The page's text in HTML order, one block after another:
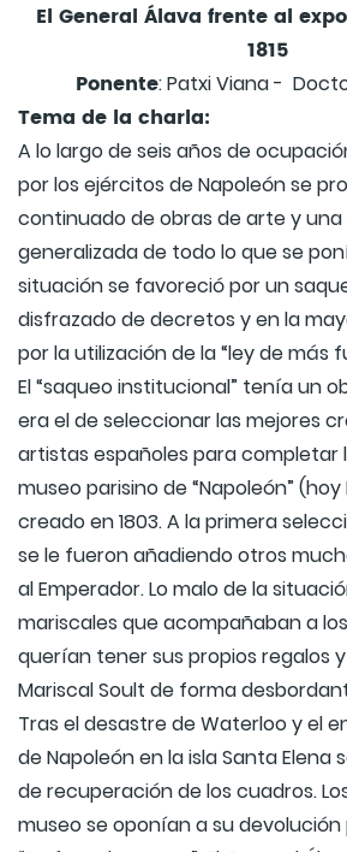
El General Álava frente al
1815
Ponente: Patxi Viana -
Tema de la charla:
A lo largo de seis años de
por los ejércitos de Napoleón se
continuado de obras de arte y una
generalizada de todo lo que se
situación se favoreció por un
disfrazado de decretos y en la
por la utilización de la “ley de más
El “saqueo institucional” tenía un
era el de seleccionar las mejores
artistas españoles para completar
museo parisino de “Napoleón”
creado en 1803. A la primera
se le fueron añadiendo otros
al Emperador. Lo malo de la
mariscales que acompañaban a
querían tener sus propios regalos
Mariscal Soult de forma
Tras el desastre de Waterloo y el
de Napoleón en la isla Santa Elena
de recuperación de los cuadros.
museo se oponían a su